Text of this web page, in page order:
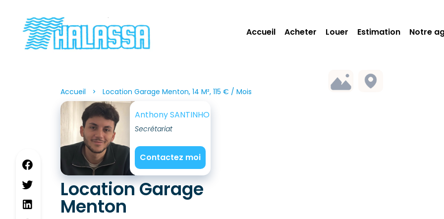
Accueil Acheter Louer Estimation Notre
Accueil Location Garage Menton, 14 M², 115 € / Mois
Anthony SANTINHO
Secrétariat
Contactez moi
Location Garage
Menton